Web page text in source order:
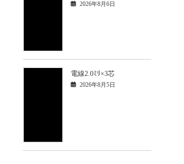
2026年8月6日
電線2.0ﾐﾘ×3芯
2026年8月5日